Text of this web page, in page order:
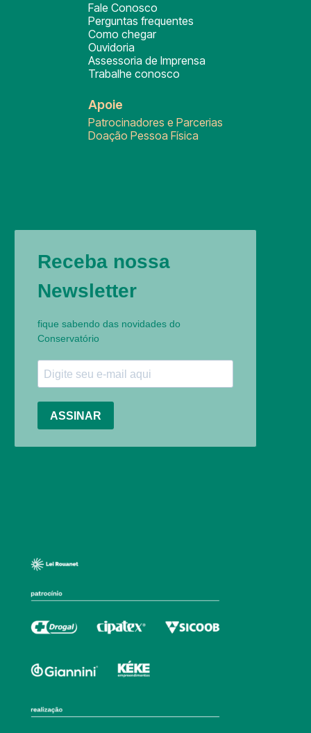
Fale Conosco
Perguntas frequentes
Como chegar
Ouvidoria
Assessoria de Imprensa
Trabalhe conosco
Apoie
Patrocinadores e Parcerias
Doação Pessoa Física